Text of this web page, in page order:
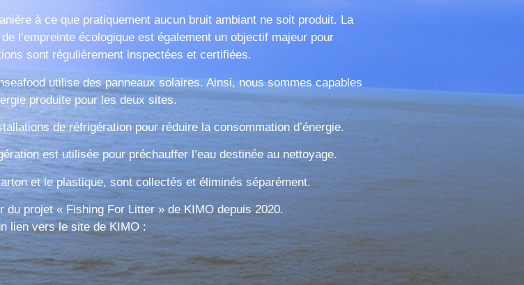
à ce que pratiquement aucun bruit ambiant ne soit produit. La
l’empreinte écologique est également un objectif majeur pour
sont régulièrement inspectées et certifiées.
utilise des panneaux solaires. Ainsi, nous sommes capables
produite pour les deux sites.
de réfrigération pour réduire la consommation d’énergie.
est utilisée pour préchauffer l’eau destinée au nettoyage.
et le plastique, sont collectés et éliminés séparément.
du projet « Fishing For Litter » de KIMO depuis 2020.
lien vers le site de KIMO :